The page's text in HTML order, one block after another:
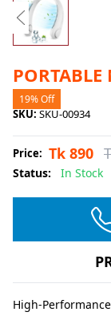
PORTABLE
19% Off
SKU:SKU-00934
Price: Tk 890
Status: In Stock
High-